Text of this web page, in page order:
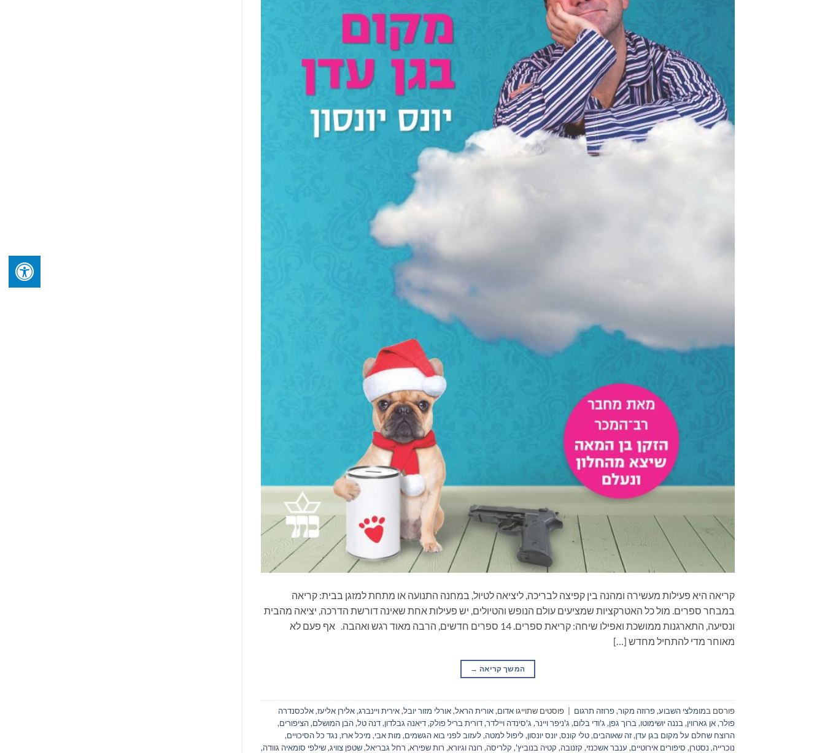
קריאה היא פעילות מעשירה ומהנה בין קפיצה לבריכה, ליציאה לטיול, במחנה התנועה או מתחת למזגן בבית: קריאה
במבחר ספרים. מול כל האטרקציות שמציעים עולם הנופש והטיולים, יש פעילות אחת שאינה דורשת הדרכה, יציאה מהבית
ונסיעה, התארגנות ממושכת ואפילו שיחה: קריאת ספרים. 14 ספרים חדשים, הרבה מאוד רגש ואהבה. אף פעם לא
מאוחר מדי להתחיל מחדש […]
המשך קריאה →
פורסם במומלצי השבוע,פרוזה מקור,פרוזה תרגום פוסטים שתוייגו אדום,אורית הראל,אורלי מזור יובל,אירית ויינברג,אלירן אליעז,אלכסנדרה
פולר,אן גארווין, בננה יושימוטו, ברוך גפן, ג'ודי בלום, ג'ניפר ויינר, ג'סינדה ויילדר,דורית בריל פולק,דיאנה גבלדון,דנה טל,הבן המושלם,הציפורים,
הרוצח שחלם על מקום בגן עדן,זה שאוהבים,טלי קונס,יונס יונסון,ליפול למטה,לעזוב לפני בוא הגשמים, מות אבי, מיכל ארז, נגד כל הסיכויים,
נוכרייה, נסטרן, סיפורים אירוטיים, ענבר אשכנזי, קזנובה, קטיה בנוביץ', קלריסה, רונה וגיורא, רות שפירא, רחל גבריאל,שטפן צוויג,שילפי סומאיה גוודה,